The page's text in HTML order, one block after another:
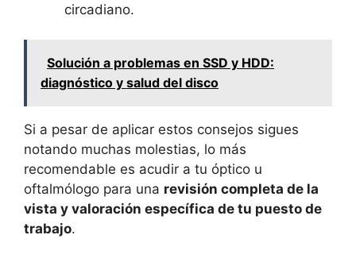
circadiano.
Solución a problemas en SSD y HDD:
diagnóstico y salud del disco
Si a pesar de aplicar estos consejos sigues
notando muchas molestias, lo más
recomendable es acudir a tu óptico u
oftalmólogo para una revisión completa de la
vista y valoración específica de tu puesto de
trabajo.